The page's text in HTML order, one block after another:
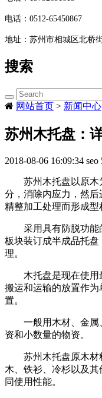
电话： 0512-65450867
地址： 苏州市相城区北桥
搜索
网站首页 > 新闻中心
苏州木托盘：
2018-08-06 16:09:34 seo
苏州木托盘以原木
分，消除内应力，然
精整加工处理而形成型
采用具有防脱功能
板块装订成半成品托
理。
木托盘是现在使用最
搬运和运输的放置作
置。
一般用木材、金属
资和小数量的物资。
苏州木托盘原木材
木、铁衫、冷杉以及
同使用性能。